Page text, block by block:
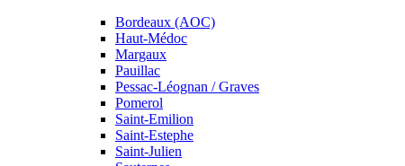
Bordeaux (AOC)
Haut-Médoc
Margaux
Pauillac
Pessac-Léognan / Graves
Pomerol
Saint-Emilion
Saint-Estephe
Saint-Julien